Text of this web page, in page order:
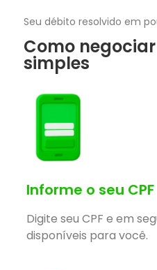
Seu débito resolvido em
Como
simples
Informe o seu CPF
Digite seu CPF e em
disponíveis para você.